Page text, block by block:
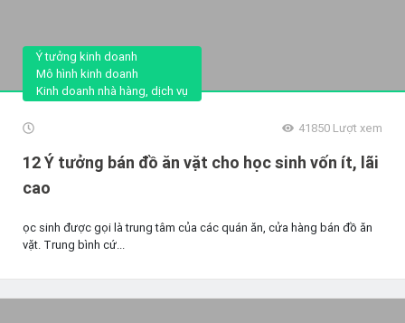
Ý tưởng kinh doanh
Mô hình kinh doanh
Kinh doanh nhà hàng, dịch vụ
41850 Lượt xem
12 Ý tưởng bán đồ ăn vặt cho học sinh vốn ít, lãi
cao
ọc sinh được gọi là trung tâm của các quán ăn, cửa hàng bán đồ ăn
vặt. Trung bình cứ...